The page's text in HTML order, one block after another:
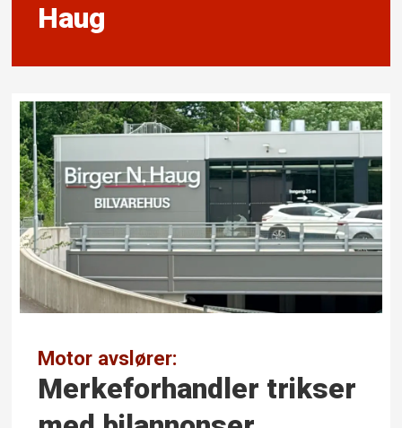
Haug
Motor avslører:
Merke­forhandler trikser